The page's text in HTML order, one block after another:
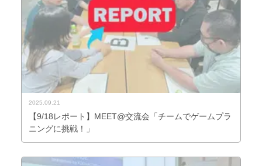
2025.09.21
【9/18レポート】MEET@交流会「チームでゲームプラ
ニングに挑戦！」